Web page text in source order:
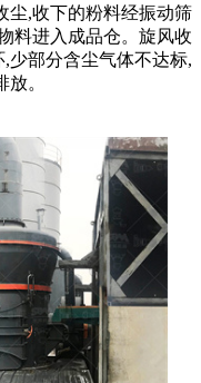
尘,收下的粉料经振动筛
料进入成品仓。旋风收
少部分含尘气体不达标,
。